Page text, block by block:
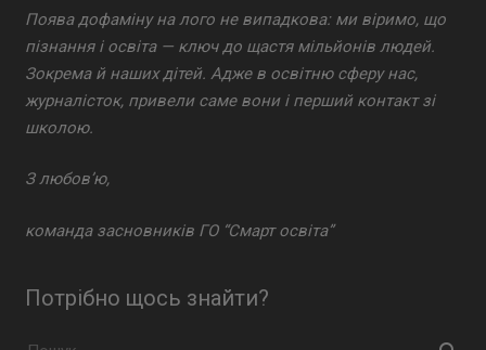
Поява дофаміну на лого не випадкова: ми віримо, що
пізнання і освіта — ключ до щастя мільйонів людей.
Зокрема й наших дітей. Адже в освітню сферу нас,
журналісток, привели саме вони і перший контакт зі
школою.
З любов’ю,
команда засновників ГО “Смарт освіта”
Потрібно щось знайти?